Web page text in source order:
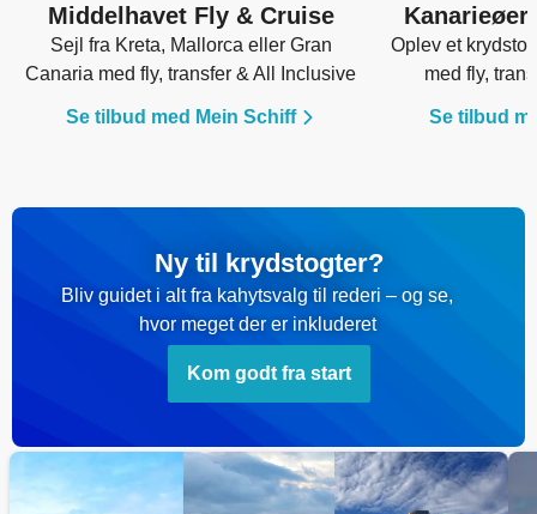
Middelhavet Fly & Cruise
Sejl fra Kreta, Mallorca eller Gran
Canaria med fly, transfer & All Inclusive
Se tilbud med Mein Schiff
Oplev et
med fly,
Se tilbud
Ny til krydstogter?
Bliv guidet i alt fra kahytsvalg til rederi – og se,
hvor meget der er inkluderet
Kom godt fra start